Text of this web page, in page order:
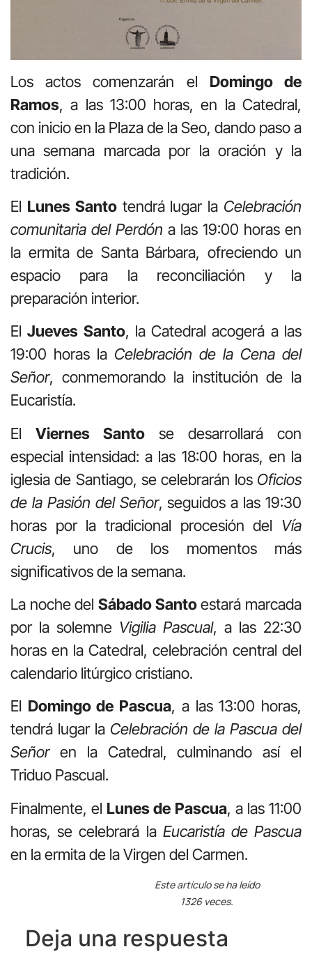
Los actos comenzarán el Domingo de
Ramos, a las 13:00 horas, en la Catedral,
con inicio en la Plaza de la Seo, dando paso a
una semana marcada por la oración y la
tradición.
El Lunes Santotendrá lugar la Celebración
comunitaria del Perdón a las 19:00 horas en
la ermita de Santa Bárbara, ofreciendo un
espacio para la reconciliación y la
preparación interior.
ElJueves Santo, la Catedral acogerá a las
19:00 horas la Celebración de la Cena del
Señor, conmemorando la institución de la
Eucaristía.
El Viernes Santo se desarrollará con
especial intensidad: a las 18:00 horas, en la
iglesia de Santiago, se celebrarán los Oficios
de la Pasión del Señor, seguidos a las 19:30
horas por la tradicional procesión del Vía
Crucis, uno de los momentos más
significativos de la semana.
La noche del Sábado Santoestará marcada
por la solemne Vigilia Pascual, a las 22:30
horas en la Catedral, celebración central del
calendario litúrgico cristiano.
El Domingo de Pascua, a las 13:00 horas,
tendrá lugar la Celebración de la Pascua del
Señoren la Catedral, culminando así el
Triduo Pascual.
Finalmente, el Lunes de Pascua, a las 11:00
horas, se celebrará la Eucaristía de Pascua
en la ermita de la Virgen del Carmen.
Este artículo se ha leído
1326 veces.
Deja una respuesta